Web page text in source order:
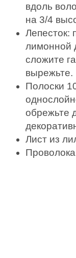
вдоль
на 3/4
Лепесток:
лимонной
сложите
вырежьте.
Полоски
обрежьте
Лист из